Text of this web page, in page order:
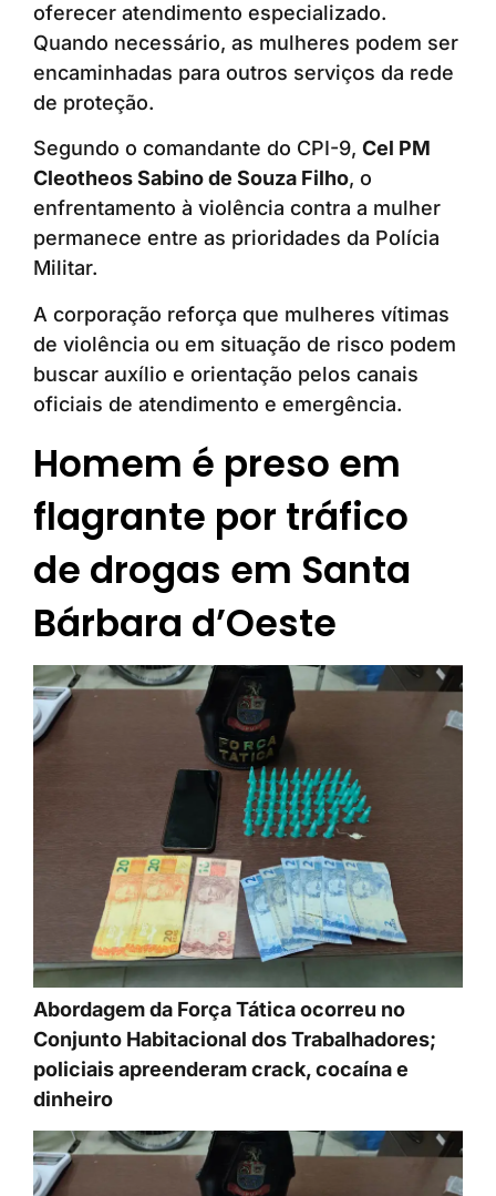
oferecer atendimento especializado.
Quando necessário, as mulheres podem ser
encaminhadas para outros serviços da rede
de proteção.
Segundo o comandante do CPI-9, Cel PM
Cleotheos Sabino de Souza Filho, o
enfrentamento à violência contra a mulher
permanece entre as prioridades da Polícia
Militar.
A corporação reforça que mulheres vítimas
de violência ou em situação de risco podem
buscar auxílio e orientação pelos canais
oficiais de atendimento e emergência.
Homem é preso em
flagrante por tráfico
de drogas em Santa
Bárbara d’Oeste
Abordagem da Força Tática ocorreu no
Conjunto Habitacional dos Trabalhadores;
policiais apreenderam crack, cocaína e
dinheiro